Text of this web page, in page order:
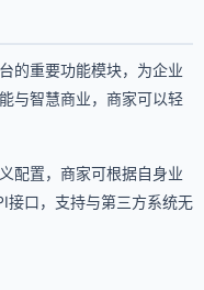
的重要功能模块，为企业
与智慧商业，商家可以轻
配置，商家可根据自身业
接口，支持与第三方系统无